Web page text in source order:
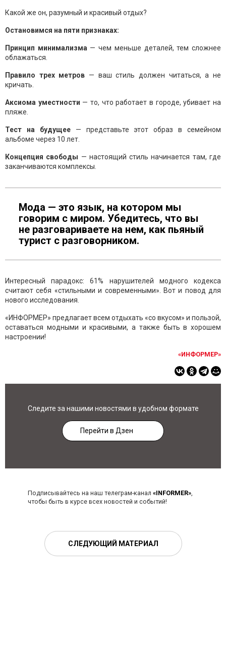
Какой же он, разумный и красивый отдых?
Остановимся на пяти признаках:
Принцип минимализма — чем меньше деталей, тем сложнее
облажаться.
Правило трех метров — ваш стиль должен читаться, а не
кричать.
Аксиома уместности — то, что работает в городе, убивает на
пляже.
Тест на будущее— представьте этот образ в семейном
альбоме через 10 лет.
Концепция свободы — настоящий стиль начинается там, где
заканчиваются комплексы.
Мода — это язык, на котором мы
говорим с миром. Убедитесь, что вы
не разговариваете на нем, как пьяный
турист с разговорником.
Интересный парадокс: 61% нарушителей модного кодекса
считают себя «стильными и современными». Вот и повод для
нового исследования.
«ИНФОРМЕР» предлагает всем отдыхать «со вкусом» и пользой,
оставаться модными и красивыми, а также быть в хорошем
настроении!
«ИНФОРМЕР»
Следите за нашими новостями в удобном формате
Перейти в Дзен
Подписывайтесь на наш телеграм-канал «INFORMER»,
чтобы быть в курсе всех новостей и событий!
СЛЕДУЮЩИЙ МАТЕРИАЛ